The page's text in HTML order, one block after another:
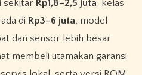
sekitar Rp1,8–2,5 juta, kelas
di Rp3–6 juta, model
dan sensor lebih besar
membeli utamakan garansi